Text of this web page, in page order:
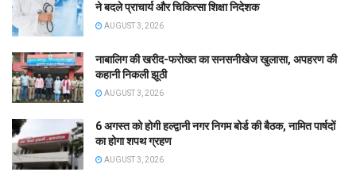
ने बदले प्राचार्य और चिकित्सा शिक्षा निदेशक
AUGUST 3, 2026
नाबालिग की खरीद-फरोख्त का सनसनीखेज खुलासा, अपहरण की
कहानी निकली झूठी
AUGUST 3, 2026
6 अगस्त को होगी हल्द्वानी नगर निगम बोर्ड की बैठक, नामित पार्षदों
का होगा शपथ ग्रहण
AUGUST 3, 2026